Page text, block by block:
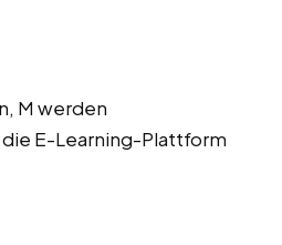
M werden
E-Learning-Plattform